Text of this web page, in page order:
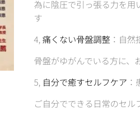
為に陰圧で引っ張る力を用
す
4,痛くない骨盤調整 ：自
骨盤がゆがんでいる方に、
5, 自分で癒すセルフケア
ご自分でできる日常のセ